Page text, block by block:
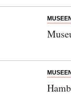
MUSEEN
MUSEEN